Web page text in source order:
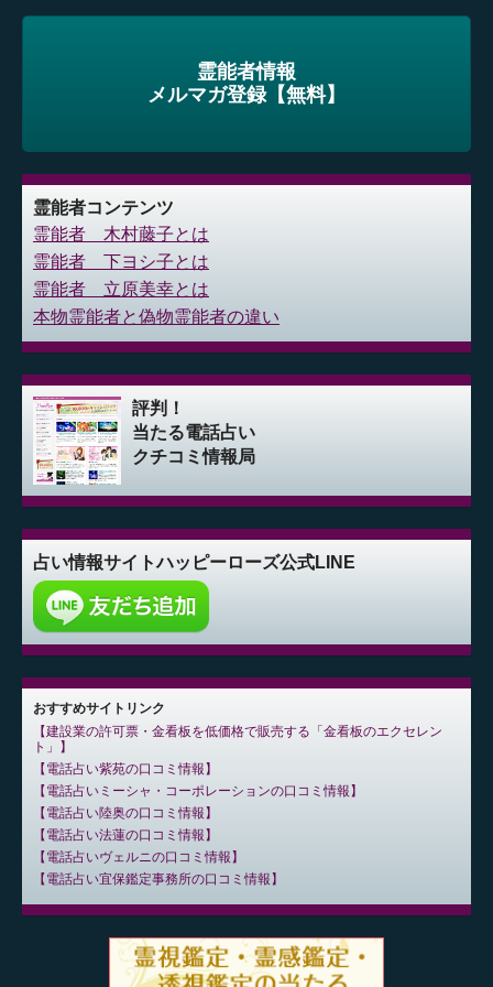
霊能者情報
メルマガ登録【無料】
霊能者コンテンツ
霊能者 木村藤子とは
霊能者 下ヨシ子とは
霊能者 立原美幸とは
本物霊能者と偽物霊能者の違い
評判！
当たる電話占い
クチコミ情報局
占い情報サイトハッピーローズ公式LINE
おすすめサイトリンク
建設業の許可票・金看板を低価格で販売する「金看板のエクセレン
ト」
電話占い紫苑の口コミ情報
電話占いミーシャ・コーポレーションの口コミ情報
電話占い陸奥の口コミ情報
電話占い法蓮の口コミ情報
電話占いヴェルニの口コミ情報
電話占い宜保鑑定事務所の口コミ情報